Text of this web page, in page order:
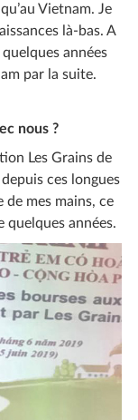
Vietnam. Je
là-bas. A
quelques années
par la suite.
nous ?
Les Grains de
ces longues
mes mains, ce
quelques années.